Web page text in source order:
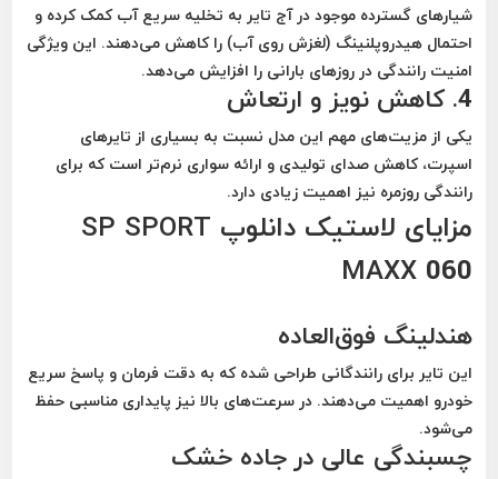
شیارهای گسترده موجود در آج تایر به تخلیه سریع آب کمک کرده و
احتمال هیدروپلنینگ (لغزش روی آب) را کاهش می‌دهند. این ویژگی
امنیت رانندگی در روزهای بارانی را افزایش می‌دهد.
4. کاهش نویز و ارتعاش
یکی از مزیت‌های مهم این مدل نسبت به بسیاری از تایرهای
اسپرت، کاهش صدای تولیدی و ارائه سواری نرم‌تر است که برای
رانندگی روزمره نیز اهمیت زیادی دارد.
مزایای لاستیک دانلوپ SP SPORT
MAXX 060
هندلینگ فوق‌العاده
این تایر برای رانندگانی طراحی شده که به دقت فرمان و پاسخ سریع
خودرو اهمیت می‌دهند. در سرعت‌های بالا نیز پایداری مناسبی حفظ
می‌شود.
چسبندگی عالی در جاده خشک